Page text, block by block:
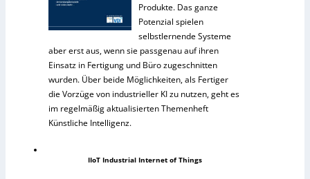
Produkte. Das ganze
Potenzial spielen
selbstlernende Systeme
aber erst aus, wenn sie passgenau auf ihren
Einsatz in Fertigung und Büro zugeschnitten
wurden. Über beide Möglichkeiten, als Fertiger
die Vorzüge von industrieller KI zu nutzen, geht es
im regelmäßig aktualisierten Themenheft
Künstliche Intelligenz.
IIoT Industrial Internet of Things